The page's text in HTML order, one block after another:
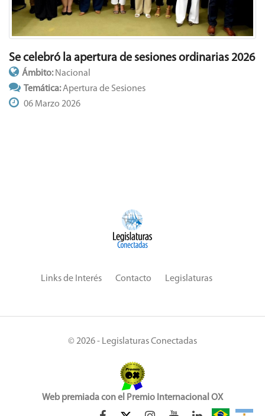
Se celebró la apertura de sesiones ordinarias 2026
Ámbito: Nacional
Temática:Apertura de Sesiones
06 Marzo 2026
Links de Interés Contacto Legislaturas
© 2026 - Legislaturas Conectadas
Web premiada con el Premio Internacional OX